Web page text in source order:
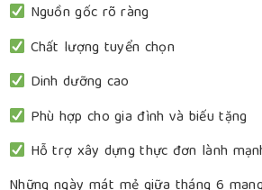
Nguồn gốc rõ ràng
Chất lượng tuyển chọn
Dinh dưỡng cao
Phù hợp cho gia đình và biếu tặng
Hỗ trợ xây dựng thực đơn lành